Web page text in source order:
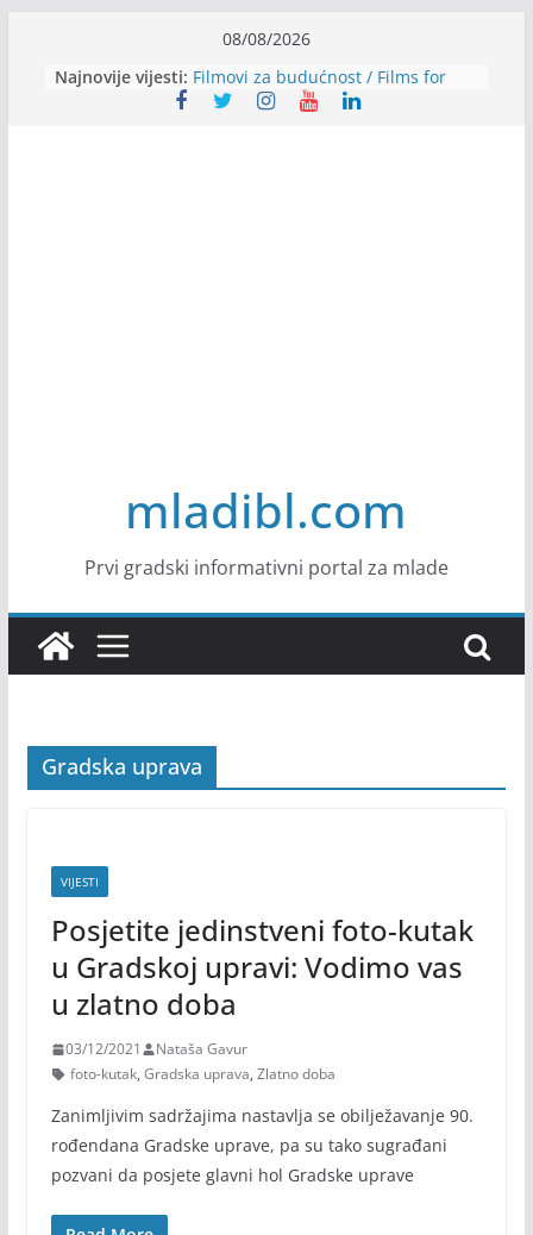
content
08/08/2026
Najnovije vijesti:
Stomatologija Kovačević zapošljava
Filmovi za budućnost / Films for
Future
mladibl.com
Prvi gradski informativni portal za mlade
Gradska uprava
VIJESTI
Posjetite jedinstveni foto-kutak
u Gradskoj upravi: Vodimo vas
u zlatno doba
03/12/2021
Nataša Gavur
foto-kutak, Gradska uprava, Zlatno doba
Zanimljivim sadržajima nastavlja se obilježavanje 90.
rođendana Gradske uprave, pa su tako sugrađani
pozvani da posjete glavni hol Gradske uprave